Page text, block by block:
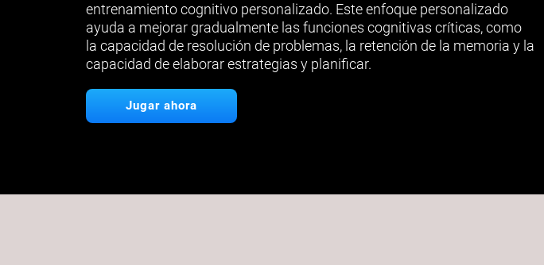
entrenamiento cognitivo personalizado. Este enfoque personalizado
ayuda a mejorar gradualmente las funciones cognitivas críticas, como
la capacidad de resolución de problemas, la retención de la memoria y la
capacidad de elaborar estrategias y planificar.
Jugar ahora